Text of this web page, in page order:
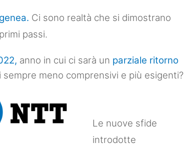
Ci sono realtà che si dimostrano
passi.
anno in cui ci sarà un parziale ritorno
meno comprensivi e più esigenti?
Le nuove sfide
introdotte